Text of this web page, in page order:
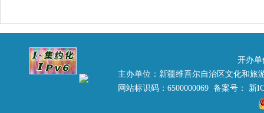
开办单
主办单位：新疆维吾尔自治区文化和
网站标识码：6500000069 备案号： 新